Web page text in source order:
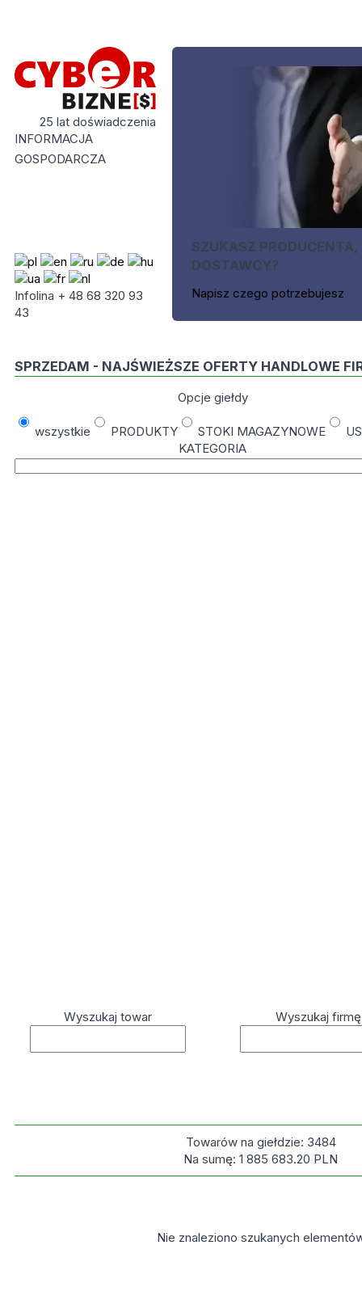
25 lat doświadczenia
INFORMACJA
GOSPODARCZA
Infolina + 48 68 320 93
43
SZUKASZ PRODUCENTA,
DOSTAWCY?
Napisz czego potrzebujesz
SPRZEDAM - NAJŚWIEŻSZE OFERTY HANDLOWE
Opcje giełdy
wszystkie PRODUKTY STOKI MAGAZYNOWE
KATEGORIA
Wyszukaj towar Wyszukaj firmę
Towarów na giełdzie: 3484
Na sumę:1 885 683.20 PLN
Nie znaleziono szukanych